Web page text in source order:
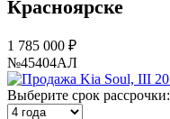
Красноярске
1 785 000 ₽
№45404АЛ
Выберите срок рассрочки: